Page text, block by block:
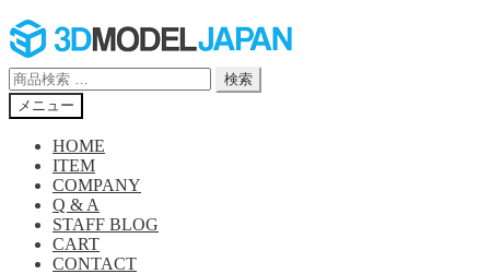
ナ
ビ
ゲ
ー
シ
コ
ン
テ
ン
ツ
検
索
対
検索
メニュー
HOME
ITEM
COMPANY
Q & A
STAFF BLOG
CART
CONTACT